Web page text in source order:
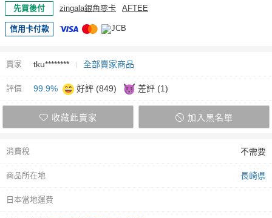
先買後付 zingala銀角零卡 AFTEE
信用卡付款
賣家 tku******** 全部賣家商品
評價 99.9% 好評 (849) 差評 (1)
收藏此賣家 加入黑名單
消費稅 不需要
商品所在地 長崎県
日本當地運費